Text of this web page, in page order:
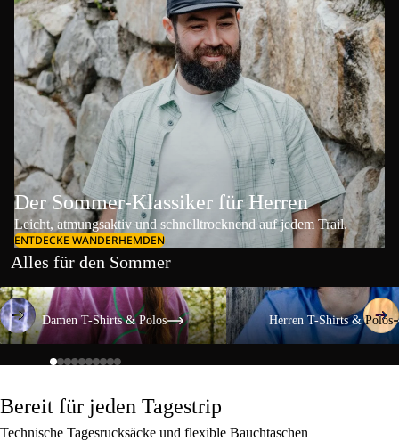
Der Sommer-Klassiker für Herren
Leicht, atmungsaktiv und schnelltrocknend auf jedem Trail.
ENTDECKE WANDERHEMDEN
Alles für den Sommer
Damen T-Shirts & Polos
Damen T-Shirts & Polos
Herren T-Shirts & Polos
Herren T-Shirts & Polos
Bereit für jeden Tagestrip
Technische Tagesrucksäcke und flexible Bauchtaschen